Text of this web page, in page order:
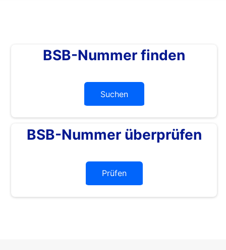
BSB-Nummer finden
Suchen
BSB-Nummer überprüfen
Prüfen